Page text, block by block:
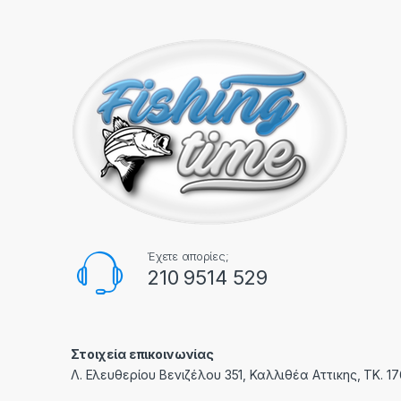
Έχετε απορίες;
210 9514 529
Στοιχεία επικοινωνίας
Λ. Ελευθερίου Βενιζέλου 351, Καλλιθέα Αττικης, ΤΚ.